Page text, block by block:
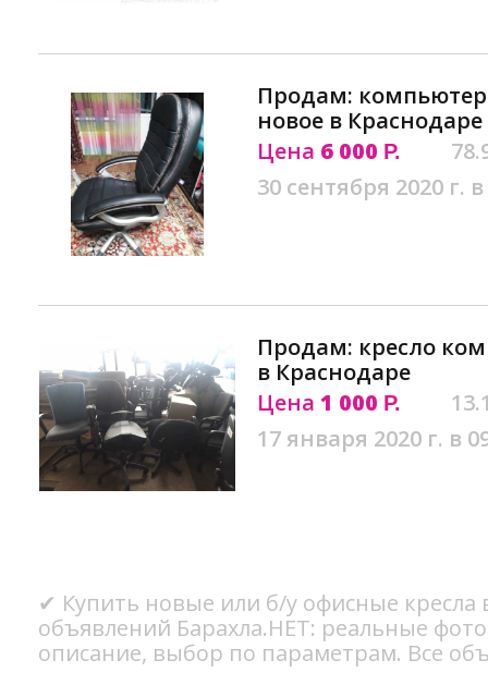
Продам:
новое в Краснодаре
Цена 6 000 Р.
30 сентября 2020 г.
Продам: кресло
в Краснодаре
Цена 1 000 Р.
17 января 2020 г. в
✔ Купить новые или б/у офисные кресла
объявлений Барахла.НЕТ: реальные
описание, выбор по параметрам. Все